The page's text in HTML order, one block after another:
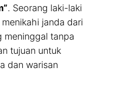
. Seorang laki-laki
janda dari
meninggal tanpa
tujuan untuk
dan warisan